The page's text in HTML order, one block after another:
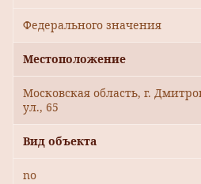
Федерального значения
Местоположение
Московская область, г.
ул., 65
Вид объекта
no